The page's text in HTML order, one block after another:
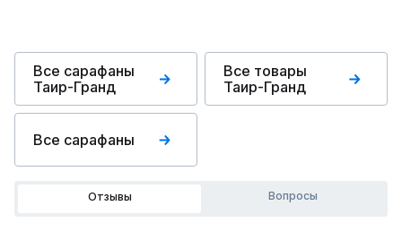
Все сарафаны
Таир-Гранд
Все товары
Таир-Гранд
Все сарафаны
Отзывы Вопросы